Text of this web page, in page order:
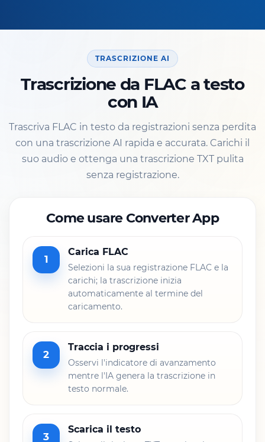
TRASCRIZIONE AI
Trascrizione da FLAC a testo
con IA
Trascriva FLAC in testo da registrazioni senza perdita
con una trascrizione AI rapida e accurata. Carichi il
suo audio e ottenga una trascrizione TXT pulita
senza registrazione.
Come usare Converter App
1
Carica FLAC
Selezioni la sua registrazione FLAC e la
carichi; la trascrizione inizia
automaticamente al termine del
caricamento.
2
Traccia i progressi
Osservi l'indicatore di avanzamento
mentre l'IA genera la trascrizione in
testo normale.
3
Scarica il testo